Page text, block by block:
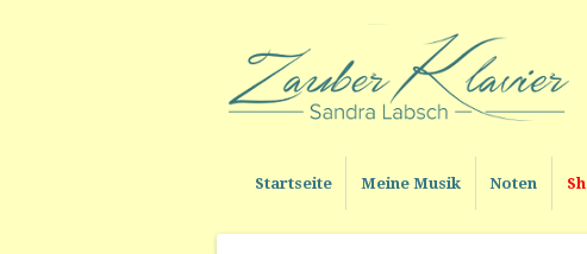
Startseite Meine Musik Noten